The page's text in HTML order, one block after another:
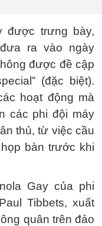
được trưng bày,
ra vào ngày
được đề cập
(đặc biệt).
hoạt động mà
các phi đội máy
thủ, từ việc cầu
bàn trước khi
Gay của phi
Tibbets, xuất
quân trên đảo